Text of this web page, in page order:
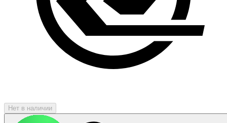
Нет в наличии